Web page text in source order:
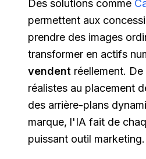
Des solutions comme
permettent aux
prendre des images
transformer en actifs
vendent réellement.
réalistes au placement
des arrière-plans
marque, l'IA fait de
puissant outil marketing.